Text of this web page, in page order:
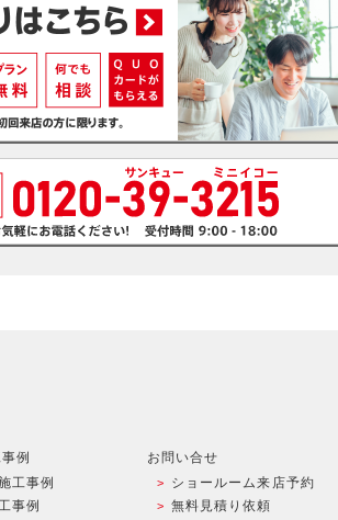
例
工事例
事例
お問い合せ
ショールーム来店予約
無料見積り依頼